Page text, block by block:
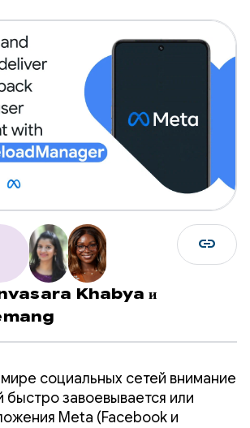
Khabya и
link
социальных сетей внимание
быстро завоевывается или
Meta (Facebook и